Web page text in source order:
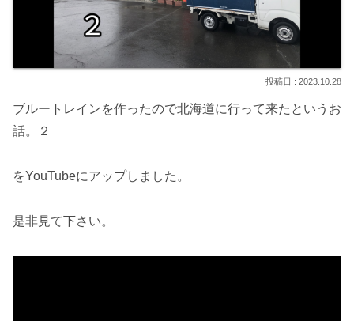
2023.10.28
ブルートレインを作ったので北海道に行って来たというお
話。２
をYouTubeにアップしました。
是非見て下さい。